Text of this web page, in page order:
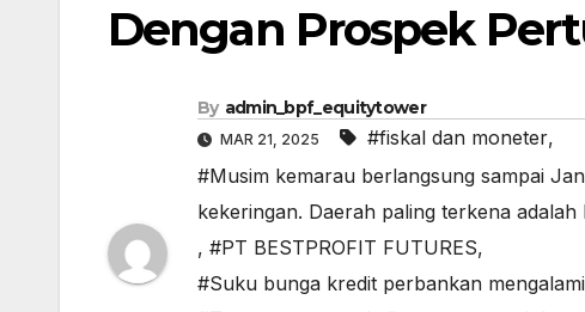
Dengan Prospek
By admin_bpf_equitytower
MAR 21, 2025 #fiskal dan moneter,
#Musim kemarau berlangsung sampai
kekeringan. Daerah paling terkena
, #PT BESTPROFIT FUTURES,
#Suku bunga kredit perbankan